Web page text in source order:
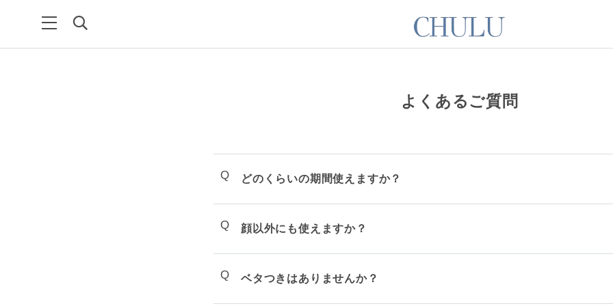
よくあるご質問
Q どのくらいの期間使えますか？
Q 顔以外にも使えますか？
Q ベタつきはありませんか？